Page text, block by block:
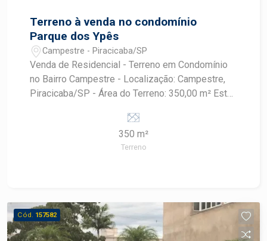
Terreno à venda no condomínio
Parque dos Ypês
Campestre - Piracicaba/SP
Venda de Residencial - Terreno em Condomínio
no Bairro Campestre - Localização: Campestre,
Piracicaba/SP - Área do Terreno: 350,00 m² Este
oportunidade para quem busca construir a casa
dos sonhos em uma região tranquila e valorizada.
O bairro Campestre é conhecido pela sua
350 m²
Terreno
Cód. 157582